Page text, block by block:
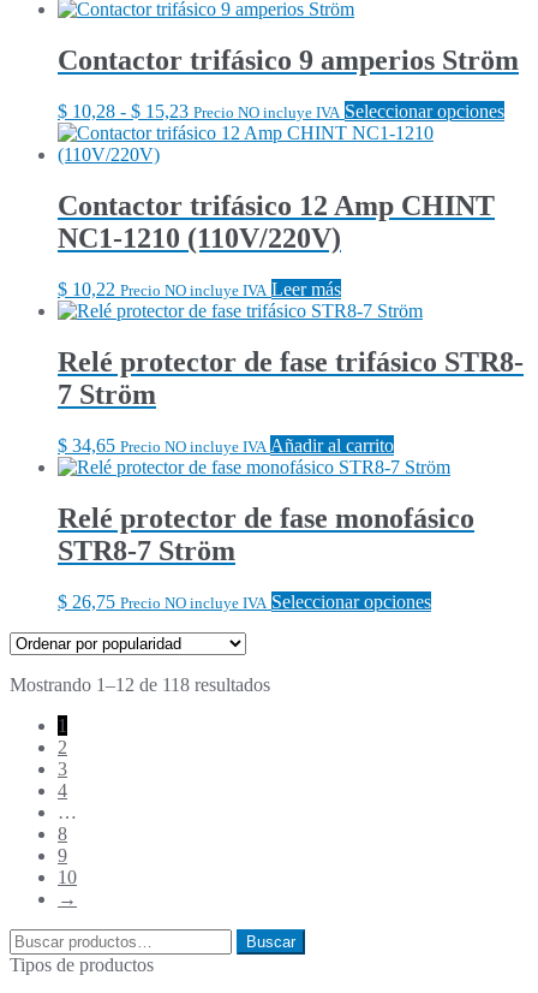
en
la
de
múltiples
variantes.
opciones
en
la
Contactor trifásico 9 amperios Ström
$ 10,28 - $ 15,23Rango
de
$ 10,28
hasta
$ 15,23
Precio NO incluye IVA Seleccionar opcionesEste
la
Contactor trifásico 12 Amp CHINT
NC1-1210 (110V/220V)
$ 10,22 Precio NO incluye IVA Leer más
Relé protector de fase trifásico STR8-
7 Ström
$ 34,65 Precio NO incluye IVA Añadir al carrito
Relé protector de fase monofásico
STR8-7 Ström
$ 26,75 Precio NO incluye IVA Seleccionar opcionesEste
Mostrando 1–12 de 118 resultadosOrdenado
1
2
3
4
…
8
9
10
→
Buscar
por:
Buscar
Tipos de productos